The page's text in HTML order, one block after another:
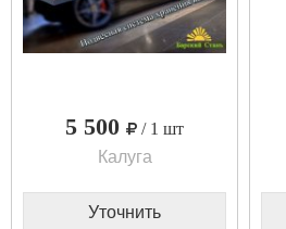
5 500
/ 1 шт
Калуга
Уточнить